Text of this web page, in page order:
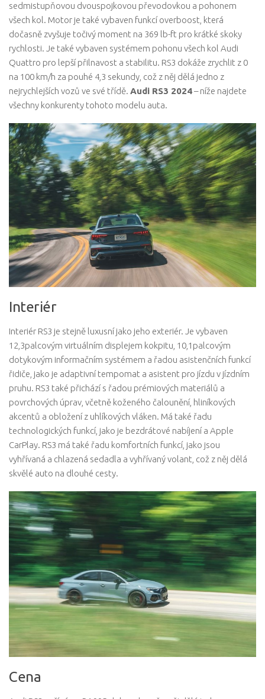
sedmistupňovou dvouspojkovou převodovkou a pohonem
všech kol. Motor je také vybaven funkcí overboost, která
dočasně zvyšuje točivý moment na 369 lb-ft pro krátké skoky
rychlosti. Je také vybaven systémem pohonu všech kol Audi
Quattro pro lepší přilnavost a stabilitu. RS3 dokáže zrychlit z 0
na 100 km/h za pouhé 4,3 sekundy, což z něj dělá jedno z
nejrychlejších vozů ve své třídě. Audi RS3 2024– níže najdete
všechny konkurenty tohoto modelu auta.
Interiér
Interiér RS3 je stejně luxusní jako jeho exteriér. Je vybaven
12,3palcovým virtuálním displejem kokpitu, 10,1palcovým
dotykovým informačním systémem a řadou asistenčních funkcí
řidiče, jako je adaptivní tempomat a asistent pro jízdu v jízdním
pruhu. RS3 také přichází s řadou prémiových materiálů a
povrchových úprav, včetně koženého čalounění, hliníkových
akcentů a obložení z uhlíkových vláken. Má také řadu
technologických funkcí, jako je bezdrátové nabíjení a Apple
CarPlay. RS3 má také řadu komfortních funkcí, jako jsou
vyhřívaná a chlazená sedadla a vyhřívaný volant, což z něj dělá
skvělé auto na dlouhé cesty.
Cena